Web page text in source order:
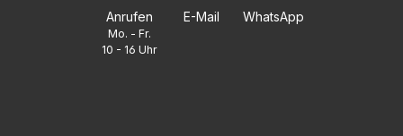
Anrufen
Mo. - Fr.
10 - 16 Uhr
E-Mail WhatsApp